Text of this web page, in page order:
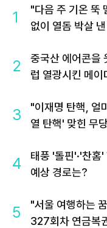
1
"다음 주 기온 뚝
없이 열돔 박살
2
중국산 에어콘을
럽 열광시킨 메이
3
"이재명 탄핵, 얼
열 탄핵' 맞힌 무
4
태풍 '돌핀'·'찬홈
예상 경로는?
5
"서울 여행하는
327회차 연금복